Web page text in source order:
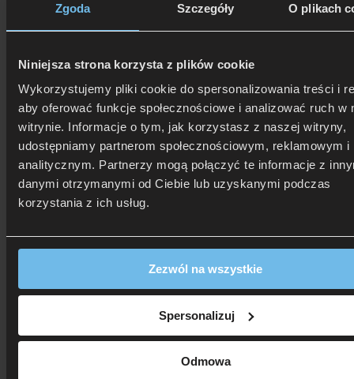
Zgoda Szczegóły O plikach
Niniejsza strona korzysta z plików cookie
Wykorzystujemy pliki cookie do spersonalizowania treści i
aby oferować funkcje społecznościowe i analizować ruch w
witrynie. Informacje o tym, jak korzystasz z naszej witryny,
udostępniamy partnerom społecznościowym, reklamowym i
analitycznym. Partnerzy mogą połączyć te informacje z
danymi otrzymanymi od Ciebie lub uzyskanymi podczas
korzystania z ich usług.
Zezwól na wszystkie
Spersonalizuj
Odmowa
Zadzwoń i dowiedz się, jak dostać rabat!